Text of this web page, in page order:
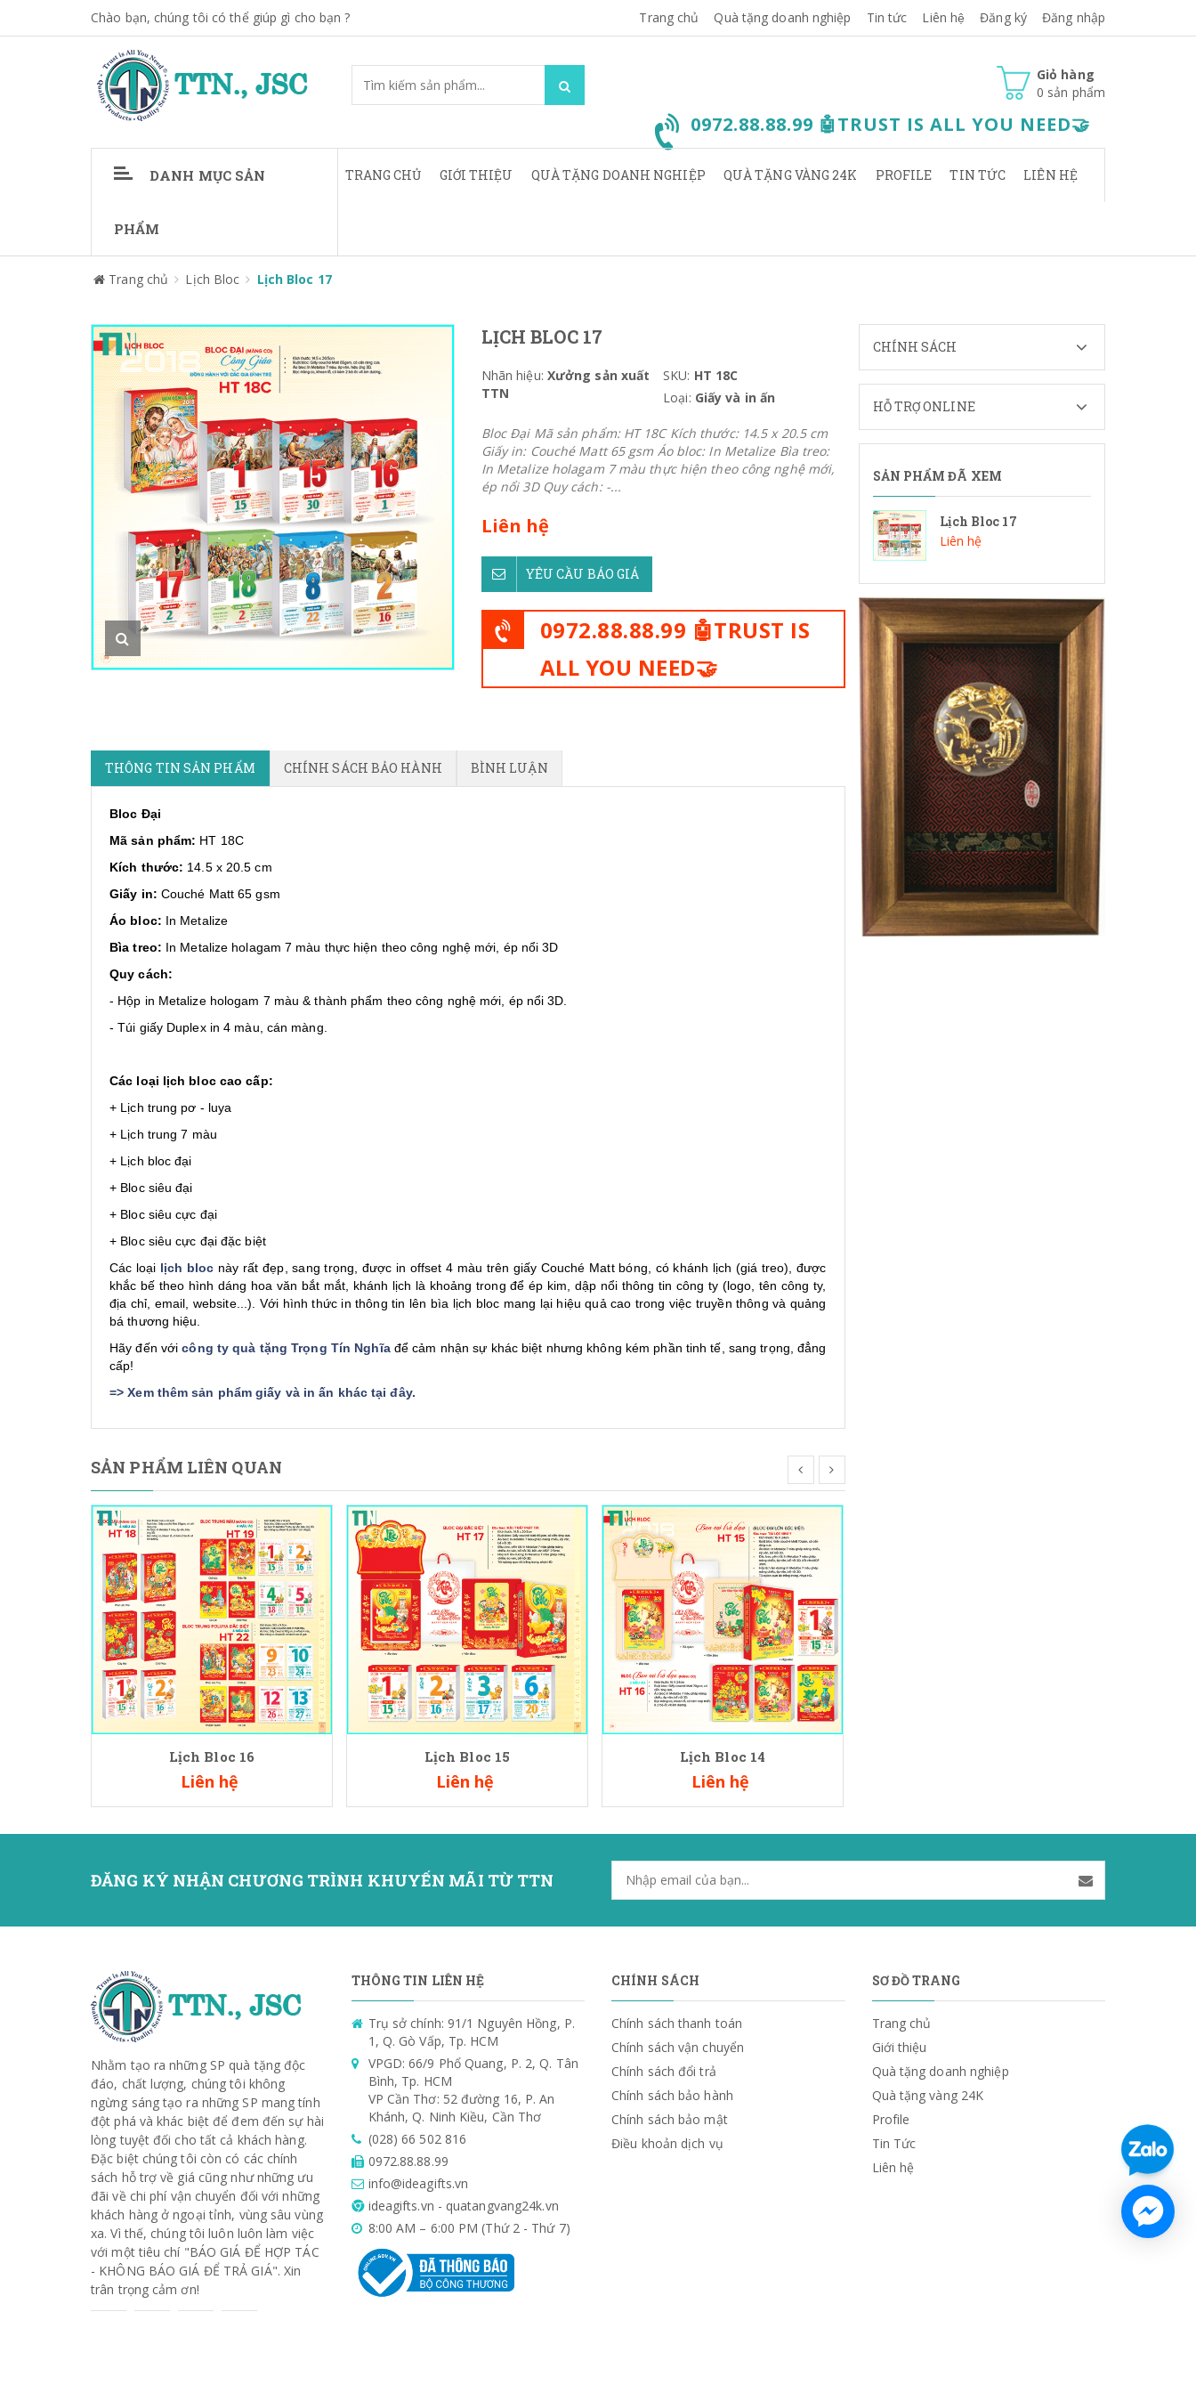
Chào bạn, chúng tôi có thể giúp gì cho bạn ? Trang chủ Quà tặng doanh nghiệp Tin tức Liên hệ Đăng ký Đăng nhập
Giỏ hàng
0 sản phẩm
0972.88.88.99 🤖TRUST IS ALL YOU NEED🤝
DANH MỤC SẢN
PHẨM
TRANG CHỦ GIỚI THIỆU QUÀ TẶNG DOANH NGHIỆP QUÀ TẶNG VÀNG 24K PROFILE TIN TỨC LIÊN HỆ
Trang chủ Lịch Bloc Lịch Bloc 17
LỊCH BLOC 17
Nhãn hiệu: Xưởng sản xuất
TTN
SKU: HT 18C
Loại: Giấy và in ấn
Bloc Đại Mã sản phẩm: HT 18C Kích thước: 14.5 x 20.5 cm
Giấy in: Couché Matt 65 gsm Áo bloc: In Metalize Bìa treo:
In Metalize holagam 7 màu thực hiện theo công nghệ mới,
ép nổi 3D Quy cách: -...
Liên hệ
YÊU CẦU BÁO GIÁ
0972.88.88.99 🤖TRUST IS
ALL YOU NEED🤝
THÔNG TIN SẢN PHẨM CHÍNH SÁCH BẢO HÀNH BÌNH LUẬN
Bloc Đại
Mã sản phẩm: HT 18C
Kích thước: 14.5 x 20.5 cm
Giấy in: Couché Matt 65 gsm
Áo bloc: In Metalize
Bìa treo: In Metalize holagam 7 màu thực hiện theo công nghệ mới, ép nổi 3D
Quy cách:
- Hộp in Metalize hologam 7 màu & thành phẩm theo công nghệ mới, ép nổi 3D.
- Túi giấy Duplex in 4 màu, cán màng.
Các loại lịch bloc cao cấp:
+ Lịch trung pơ - luya
+ Lịch trung 7 màu
+ Lịch bloc đại
+ Bloc siêu đại
+ Bloc siêu cực đại
+ Bloc siêu cực đại đặc biệt
Các loại lịch bloc này rất đẹp, sang trọng, được in offset 4 màu trên giấy Couché Matt bóng, có khánh lịch (giá treo), được
khắc bế theo hình dáng hoa văn bắt mắt, khánh lịch là khoảng trong để ép kim, dập nổi thông tin công ty (logo, tên công ty,
địa chỉ, email, website...). Với hình thức in thông tin lên bìa lịch bloc mang lại hiệu quả cao trong việc truyền thông và quảng
bá thương hiệu.
Hãy đến vớicông ty quà tặng Trọng Tín Nghĩađể cảm nhận sự khác biệt nhưng không kém phần tinh tế, sang trọng, đẳng
cấp!
=>Xem thêm sản phẩm giấy và in ấn khác tại đây.
SẢN PHẨM LIÊN QUAN
Lịch Bloc 16
Liên hệ
Lịch Bloc 15
Liên hệ
Lịch Bloc 14
Liên hệ
CHÍNH SÁCH
HỖ TRỢ ONLINE
SẢN PHẨM ĐÃ XEM
Lịch Bloc 17
Liên hệ
ĐĂNG KÝ NHẬN CHƯƠNG TRÌNH KHUYẾN MÃI TỪ TTN
Nhằm tạo ra những SP quà tặng độc
đáo, chất lượng, chúng tôi không
ngừng sáng tạo ra những SP mang tính
đột phá và khác biệt để đem đến sự hài
lòng tuyệt đối cho tất cả khách hàng.
Đặc biệt chúng tôi còn có các chính
sách hỗ trợ về giá cũng như những ưu
đãi về chi phí vận chuyển đối với những
khách hàng ở ngoại tỉnh, vùng sâu vùng
xa. Vì thế, chúng tôi luôn luôn làm việc
với một tiêu chí "BÁO GIÁ ĐỂ HỢP TÁC
- KHÔNG BÁO GIÁ ĐỂ TRẢ GIÁ". Xin
trân trọng cảm ơn!
THÔNG TIN LIÊN HỆ
Trụ sở chính: 91/1 Nguyên Hồng, P.
1, Q. Gò Vấp, Tp. HCM
VPGD: 66/9 Phổ Quang, P. 2, Q. Tân
Bình, Tp. HCM
VP Cần Thơ: 52 đường 16, P. An
Khánh, Q. Ninh Kiều, Cần Thơ
(028) 66 502 816
0972.88.88.99
info@ideagifts.vn
ideagifts.vn - quatangvang24k.vn
8:00 AM – 6:00 PM (Thứ 2 - Thứ 7)
CHÍNH SÁCH
Chính sách thanh toán
Chính sách vận chuyển
Chính sách đổi trả
Chính sách bảo hành
Chính sách bảo mật
Điều khoản dịch vụ
SƠ ĐỒ TRANG
Trang chủ
Giới thiệu
Quà tặng doanh nghiệp
Quà tặng vàng 24K
Profile
Tin Tức
Liên hệ